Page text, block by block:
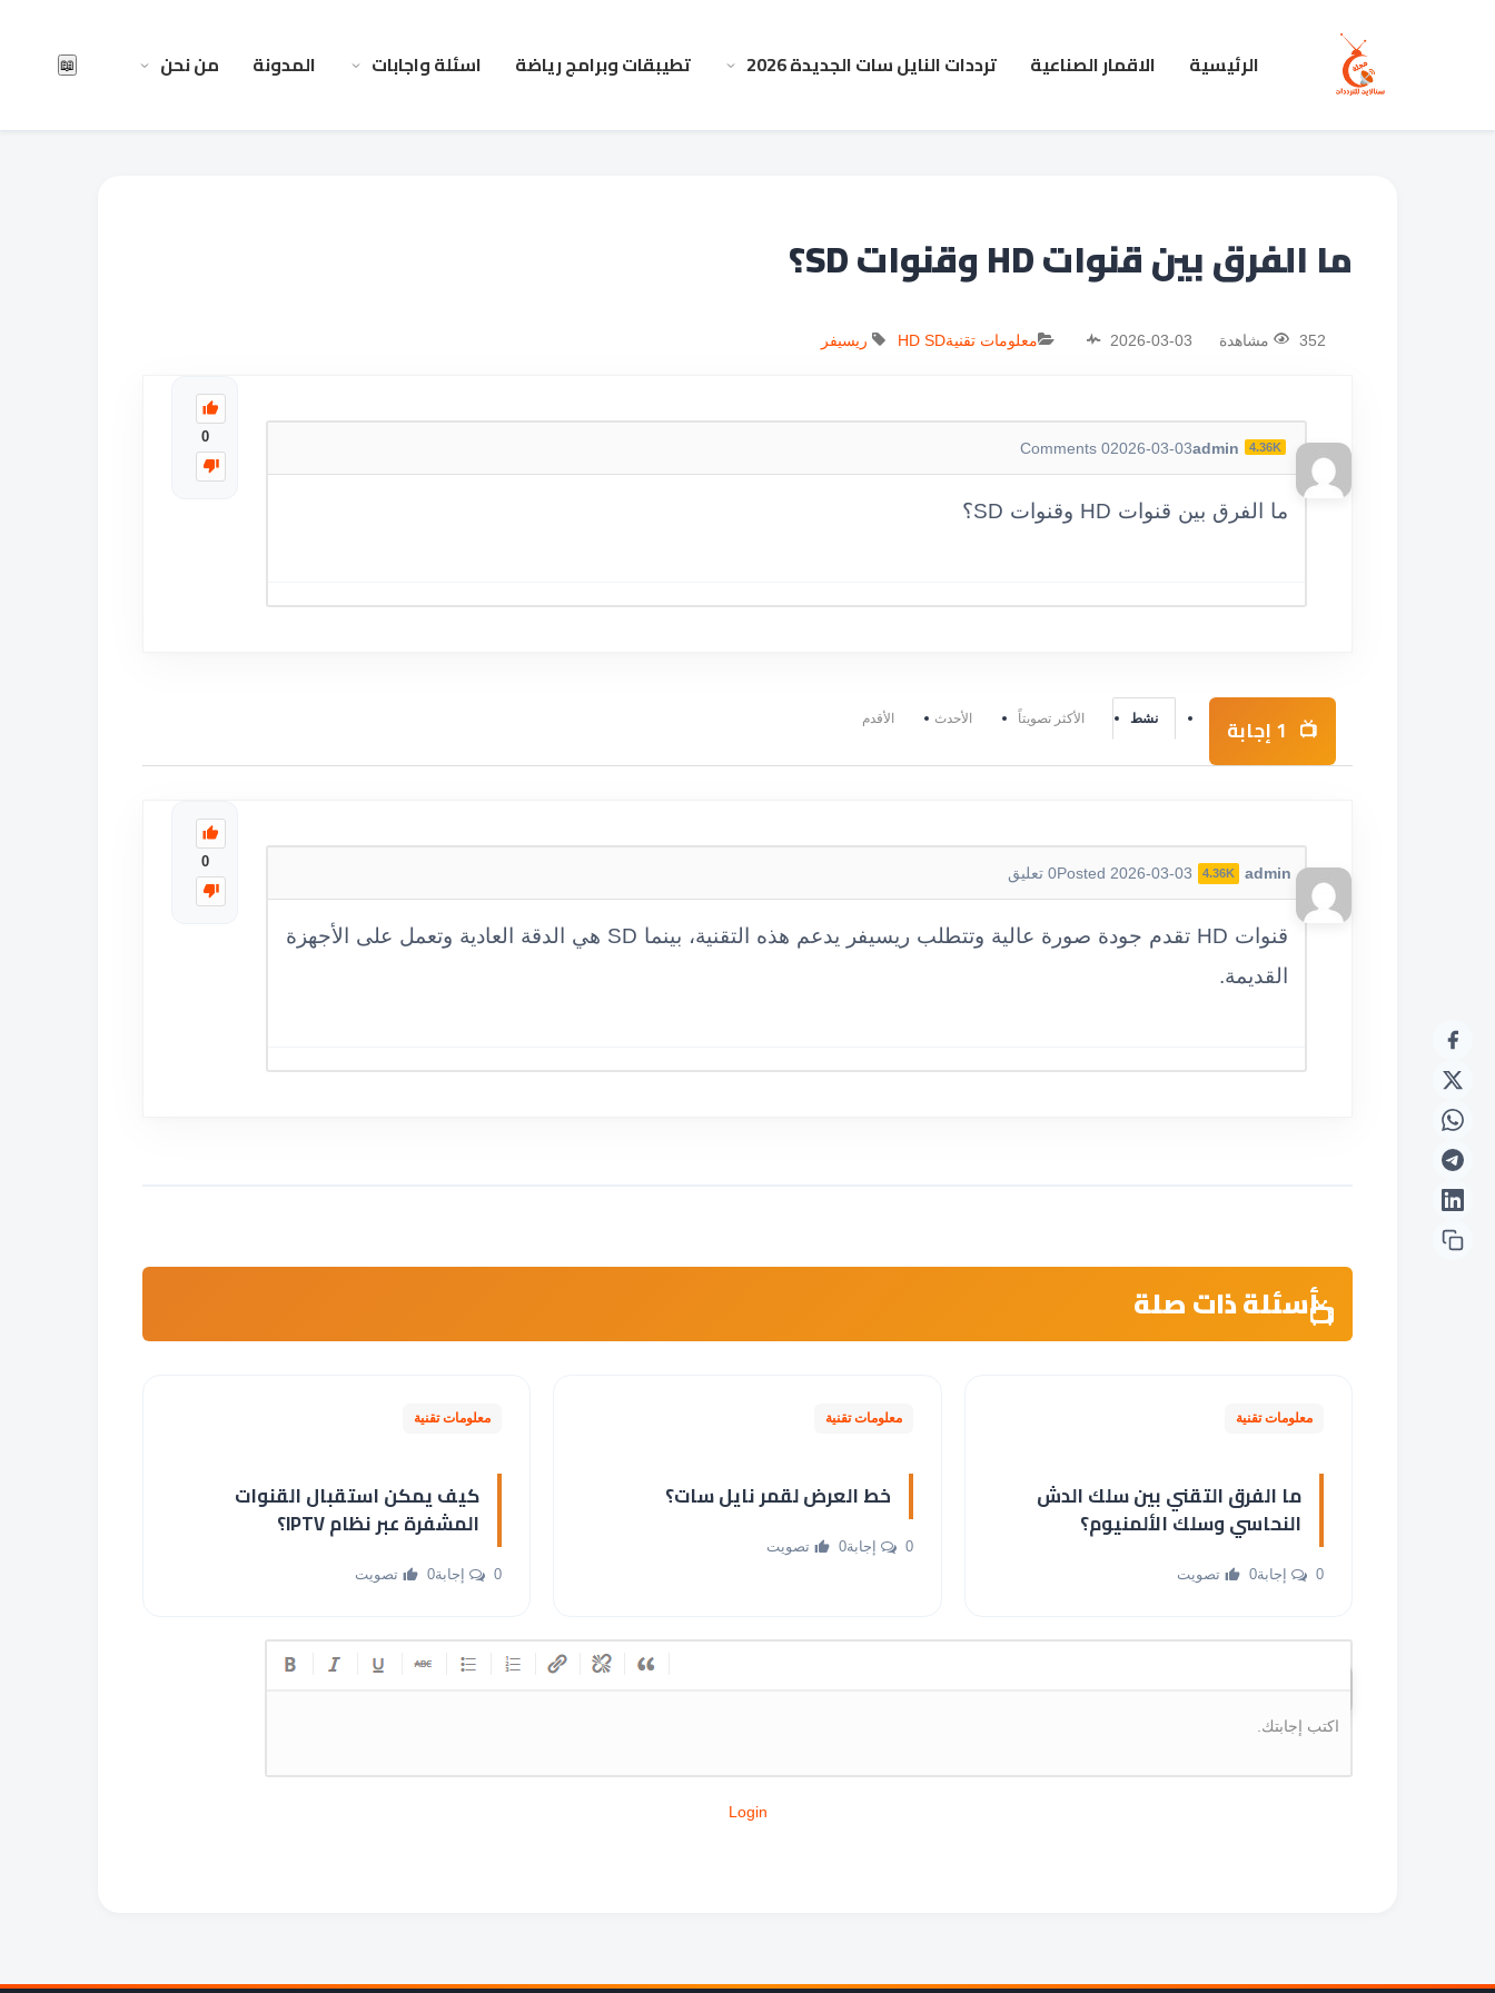
الرئيسية الاقمار الصناعية ترددات النايل سات الجديدة 2026 تطيبقات وبرامج رياضة اسئلة واجابات المدونة من نحن 📖
ما الفرق بين قنوات HD وقنوات SD؟
352 مشاهدة 2026-03-03 معلومات تقنية HD SD ريسيفر
0
admin 4.36K
2026-03-03
0
ما الفرق بين قنوات HD وقنوات SD؟
1إجابة نشط الأكثر تصويتاً الأحدث الأقدم
0
admin
4.36K
Posted 2026-03-03
0 تعليق
قنوات HD تقدم جودة صورة عالية وتتطلب ريسيفر يدعم هذه التقنية، بينما SD هي الدقة العادية وتعمل على الأجهزة
القديمة.
أسئلة ذات صلة
معلومات تقنية
ما الفرق التقني بين سلك الدش
النحاسي وسلك الألمنيوم؟
0 إجابة 0 تصويت
معلومات تقنية
خط العرض لقمر نايل سات؟
0 إجابة 0 تصويت
معلومات تقنية
كيف يمكن استقبال القنوات
المشفرة عبر نظام IPTV؟
0 إجابة 0 تصويت
اكتب إجابتك.
Login